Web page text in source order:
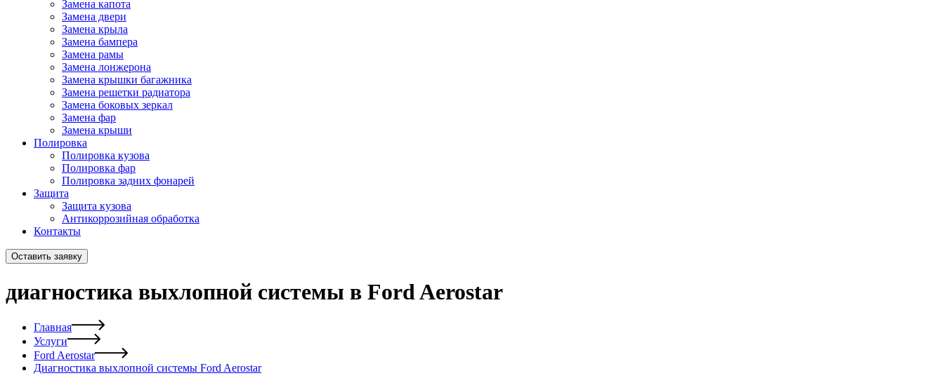
Замена капота
Замена двери
Замена крыла
Замена бампера
Замена рамы
Замена лонжерона
Замена крышки багажника
Замена решетки радиатора
Замена боковых зеркал
Замена фар
Замена крыши
Полировка
Полировка кузова
Полировка фар
Полировка задних фонарей
Защита
Защита кузова
Антикоррозийная обработка
Контакты
Оставить заявку
диагностика выхлопной системы в Ford Aerostar
Главная
Услуги
Ford Aerostar
Диагностика выхлопной системы Ford Aerostar